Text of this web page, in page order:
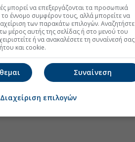
μπορεί να επεξεργάζονται τα προσωπικά
έννομο συμφέρον τους, αλλά μπορείτε να
των παρακάτω επιλογών. Αναζητήστε
μέρος αυτής της σελίδας ή στο μενού του
ή να ανακαλέσετε τη συναίνεσή σας
και cookie.
Συναίνεση
Διαχείριση επιλογών